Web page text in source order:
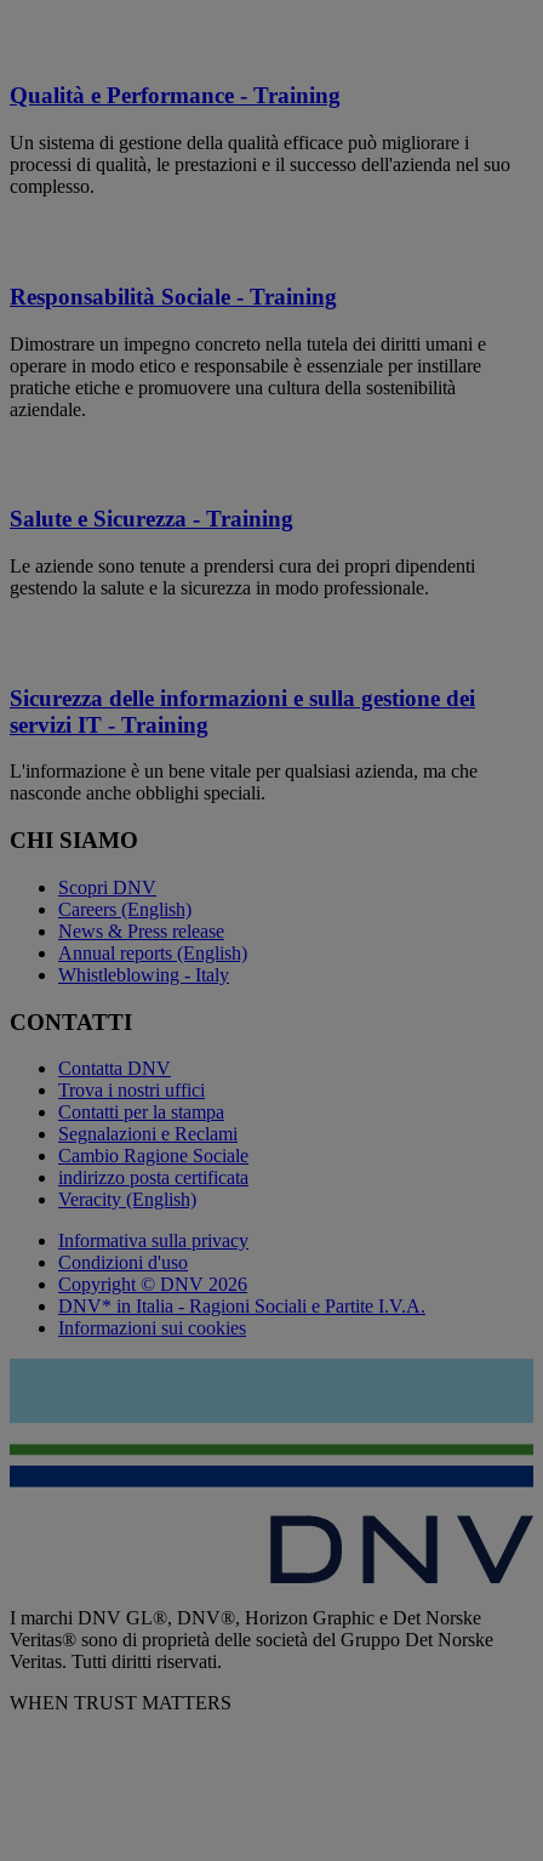
Qualità e Performance - Training
Un sistema di gestione della qualità efficace può migliorare i
processi di qualità, le prestazioni e il successo dell'azienda nel suo
complesso.
Responsabilità Sociale - Training
Dimostrare un impegno concreto nella tutela dei diritti umani e
operare in modo etico e responsabile è essenziale per instillare
pratiche etiche e promuovere una cultura della sostenibilità
aziendale.
Salute e Sicurezza - Training
Le aziende sono tenute a prendersi cura dei propri dipendenti
gestendo la salute e la sicurezza in modo professionale.
Sicurezza delle informazioni e sulla gestione dei
servizi IT - Training
L'informazione è un bene vitale per qualsiasi azienda, ma che
nasconde anche obblighi speciali.
CHI SIAMO
Scopri DNV
Careers (English)
News & Press release
Annual reports (English)
Whistleblowing - Italy
CONTATTI
Contatta DNV
Trova i nostri uffici
Contatti per la stampa
Segnalazioni e Reclami
Cambio Ragione Sociale
indirizzo posta certificata
Veracity (English)
Informativa sulla privacy
Condizioni d'uso
Copyright © DNV 2026
DNV* in Italia - Ragioni Sociali e Partite I.V.A.
Informazioni sui cookies
I marchi DNV GL®, DNV®, Horizon Graphic e Det Norske
Veritas® sono di proprietà delle società del Gruppo Det Norske
Veritas. Tutti diritti riservati.
WHEN TRUST MATTERS